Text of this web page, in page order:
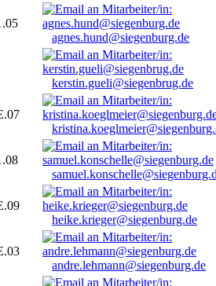
agnes.hund@siegenburg.de
kerstin.gueli@siegenbrug.de
heike.krieger@siegenburg.de
andre.lehmann@siegenburg.de